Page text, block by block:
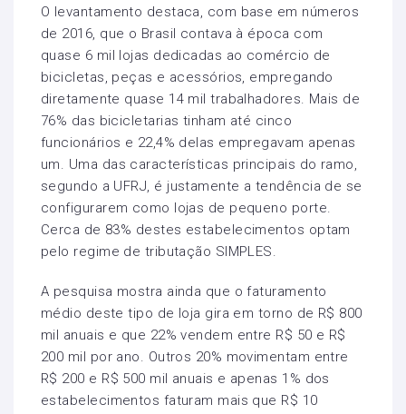
O levantamento destaca, com base em números
de 2016, que o Brasil contava à época com
quase 6 mil lojas dedicadas ao comércio de
bicicletas, peças e acessórios, empregando
diretamente quase 14 mil trabalhadores. Mais de
76% das bicicletarias tinham até cinco
funcionários e 22,4% delas empregavam apenas
um. Uma das características principais do ramo,
segundo a UFRJ, é justamente a tendência de se
configurarem como lojas de pequeno porte.
Cerca de 83% destes estabelecimentos optam
pelo regime de tributação SIMPLES.
A pesquisa mostra ainda que o faturamento
médio deste tipo de loja gira em torno de R$ 800
mil anuais e que 22% vendem entre R$ 50 e R$
200 mil por ano. Outros 20% movimentam entre
R$ 200 e R$ 500 mil anuais e apenas 1% dos
estabelecimentos faturam mais que R$ 10